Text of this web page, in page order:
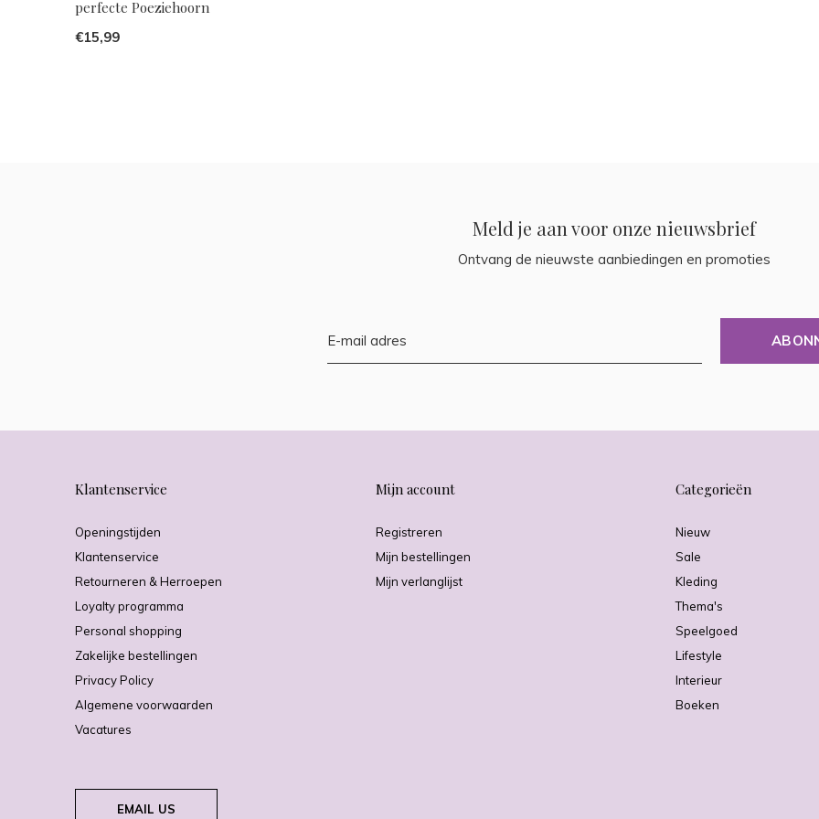
perfecte Poeziehoorn
€15,99
Meld je aan voor onze nieuwsbrief
Ontvang de nieuwste aanbiedingen en promoties
Klantenservice
Openingstijden
Klantenservice
Retourneren & Herroepen
Loyalty programma
Personal shopping
Zakelijke bestellingen
Privacy Policy
Algemene voorwaarden
Vacatures
Mijn account
Registreren
Mijn bestellingen
Mijn verlanglijst
Categorieën
Nieuw
Sale
Kleding
Thema's
Speelgoed
Lifestyle
Interieur
Boeken
EMAIL US